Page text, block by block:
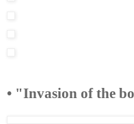
• "Invasion of the